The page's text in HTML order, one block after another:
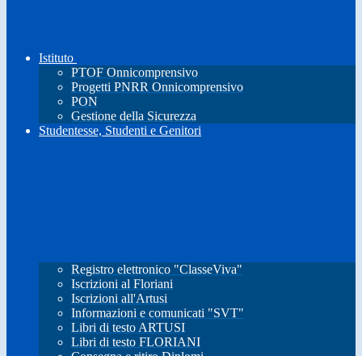
Istituto
PTOF Onnicomprensivo
Progetti PNRR Onnicomprensivo
PON
Gestione della Sicurezza
Studentesse, Studenti e Genitori
Registro elettronico "ClasseViva"
Iscrizioni al Floriani
Iscrizioni all'Artusi
Informazioni e comunicati "SVT"
Libri di testo ARTUSI
Libri di testo FLORIANI